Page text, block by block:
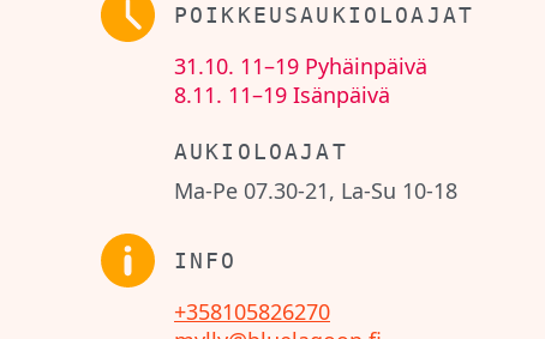
POIKKEUSAUKIOLOAJAT
31.10. 11–19 Pyhäinpäivä
8.11. 11–19 Isänpäivä
AUKIOLOAJAT
Ma-Pe 07.30-21, La-Su 10-18
INFO
+358105826270